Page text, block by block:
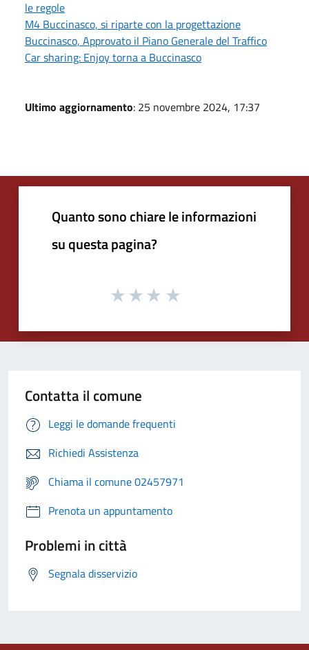
le regole
M4 Buccinasco, si riparte con la progettazione
Buccinasco, Approvato il Piano Generale del Traffico
Car sharing: Enjoy torna a Buccinasco
Ultimo aggiornamento: 25 novembre 2024, 17:37
Quanto sono chiare le informazioni
su questa pagina?
Contatta il comune
Leggi le domande frequenti
Richiedi Assistenza
Chiama il comune 02457971
Prenota un appuntamento
Problemi in città
Segnala disservizio